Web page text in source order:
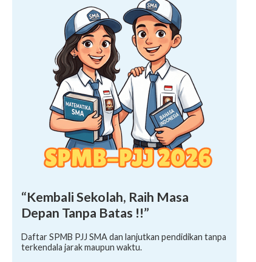
“Kembali Sekolah, Raih Masa
Depan Tanpa Batas !!”
Daftar SPMB PJJ SMA dan lanjutkan pendidikan tanpa
terkendala jarak maupun waktu.